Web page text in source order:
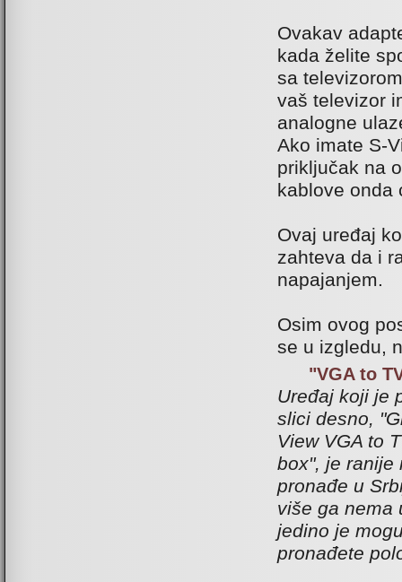
Ovakav
kada želite
sa
vaš televizor
analogne
Ako imate S-
priključak na
kablove onda
Ovaj uređaj
zahteva da i
napajanjem.
Osim ovog
se u izgledu,
"VGA to
Uređaj koji je
slici desno,
View VGA to
box", je ranije
pronađe u
više ga nema
jedino je
pronađete